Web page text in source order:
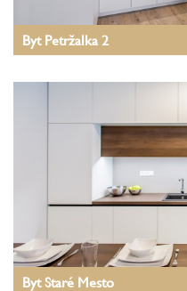
Byt Petržalka 2
Byt Staré Mesto